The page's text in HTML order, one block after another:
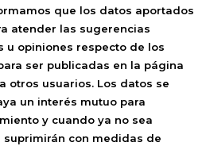
que los datos aportados
atender las sugerencias
u opiniones respecto de los
ser publicadas en la página
otros usuarios. Los datos se
un interés mutuo para
y cuando ya no sea
suprimirán con medidas de